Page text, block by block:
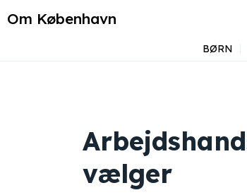
Om København
BØRN
vælger